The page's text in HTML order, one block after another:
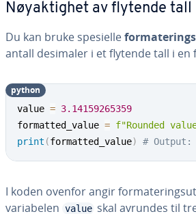
Nøyaktighet av flytende tall
Du kan bruke spesielle
antall desimaler i et flytende tall i en
value = 3.14159265359
formatted_value = f"Rounded
print (formatted_value) # Output:
python
I koden ovenfor angir
variabelen value skal avrundes til